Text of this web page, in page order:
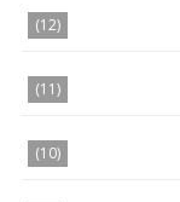
(12)
(11)
(10)